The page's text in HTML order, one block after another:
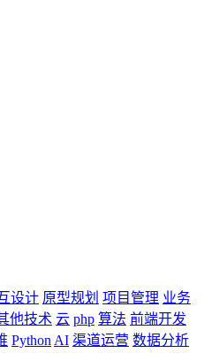
设计 原型规划 项目管理 业务
他技术 云 php 算法 前端开发
Python AI 渠道运营 数据分析